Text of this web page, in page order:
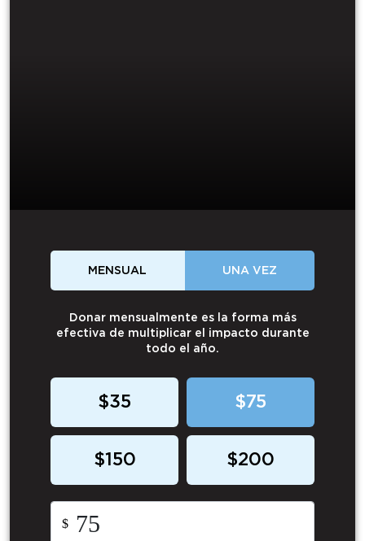
MENSUAL UNA VEZ
Donar mensualmente es la forma más
efectiva de multiplicar el impacto durante
todo el año.
$35 $75
$150 $200
$